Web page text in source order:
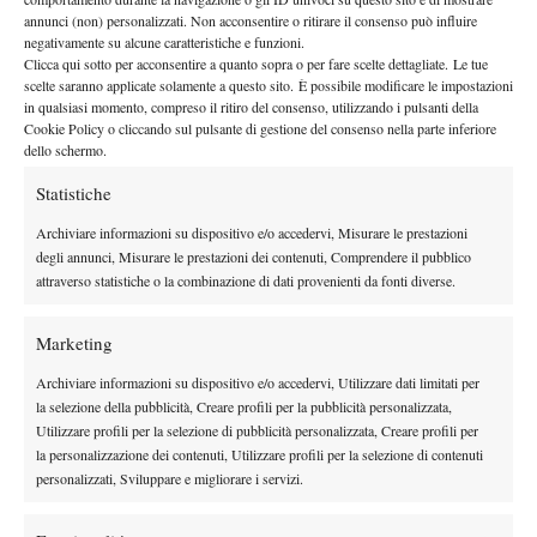
annunci (non) personalizzati. Non acconsentire o ritirare il consenso può influire
negativamente su alcune caratteristiche e funzioni.
Clicca qui sotto per acconsentire a quanto sopra o per fare scelte dettagliate. Le tue
scelte saranno applicate solamente a questo sito. È possibile modificare le impostazioni
in qualsiasi momento, compreso il ritiro del consenso, utilizzando i pulsanti della
Cookie Policy o cliccando sul pulsante di gestione del consenso nella parte inferiore
dello schermo.
Statistiche
Archiviare informazioni su dispositivo e/o accedervi, Misurare le prestazioni
degli annunci, Misurare le prestazioni dei contenuti, Comprendere il pubblico
attraverso statistiche o la combinazione di dati provenienti da fonti diverse.
Marketing
Archiviare informazioni su dispositivo e/o accedervi, Utilizzare dati limitati per
la selezione della pubblicità, Creare profili per la pubblicità personalizzata,
Utilizzare profili per la selezione di pubblicità personalizzata, Creare profili per
la personalizzazione dei contenuti, Utilizzare profili per la selezione di contenuti
personalizzati, Sviluppare e migliorare i servizi.
Ecco, se mai mio figlio, ma non accadra’, tornasse ad Abuja e
stanco di ciondolare senza fare nulla tutto il giorno se non